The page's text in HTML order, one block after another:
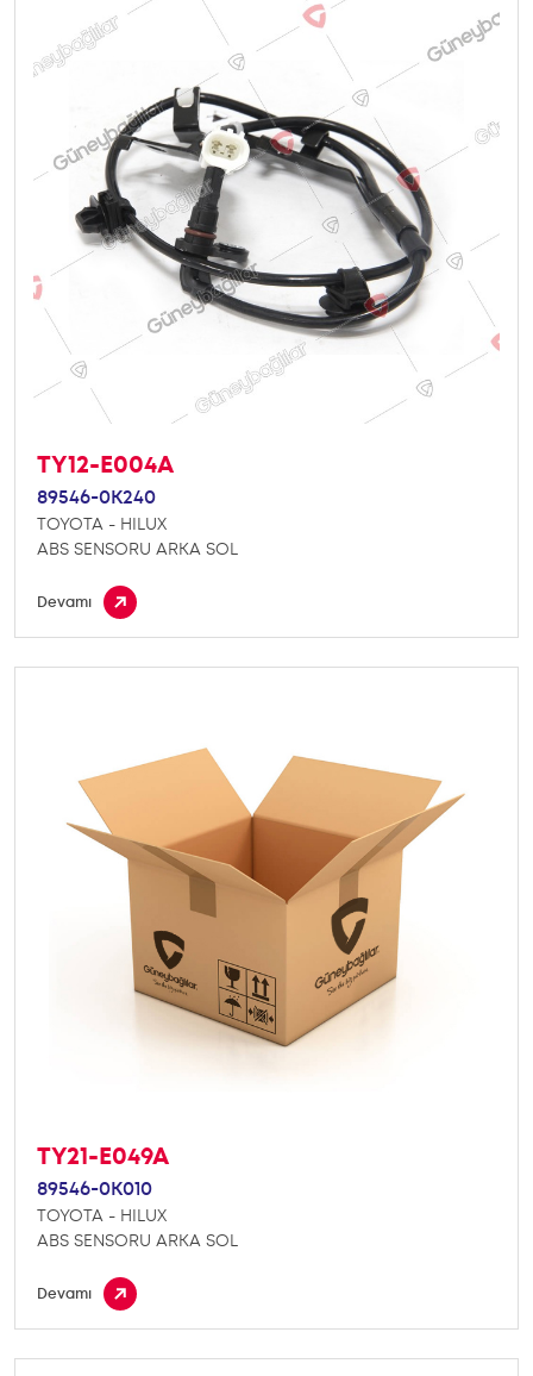
TY12-E004A
89546-0K240
TOYOTA - HILUX
ABS SENSORU ARKA SOL
Devamı
TY21-E049A
89546-0K010
TOYOTA - HILUX
ABS SENSORU ARKA SOL
Devamı